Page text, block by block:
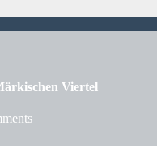
Viertel